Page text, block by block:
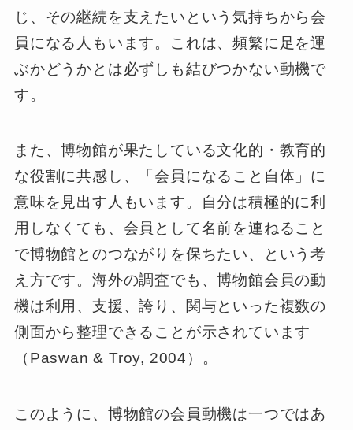
じ、その継続を支えたいという気持ちから会
員になる人もいます。これは、頻繁に足を運
ぶかどうかとは必ずしも結びつかない動機で
す。
また、博物館が果たしている文化的・教育的
な役割に共感し、「会員になること自体」に
意味を見出す人もいます。自分は積極的に利
用しなくても、会員として名前を連ねること
で博物館とのつながりを保ちたい、という考
え方です。海外の調査でも、博物館会員の動
機は利用、支援、誇り、関与といった複数の
側面から整理できることが示されています
（Paswan & Troy, 2004）。
このように、博物館の会員動機は一つではあ